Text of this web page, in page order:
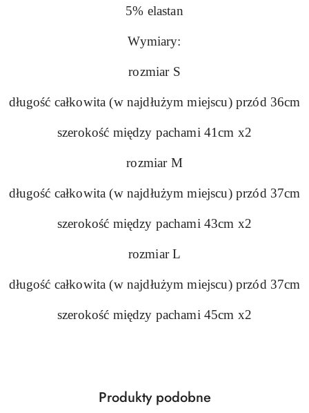
5% elastan
Wymiary:
rozmiar S
długość całkowita (w najdłużym miejscu) przód 36cm
szerokość między pachami 41cm x2
rozmiar M
długość całkowita (w najdłużym miejscu) przód 37cm
szerokość między pachami 43cm x2
rozmiar L
długość całkowita (w najdłużym miejscu) przód 37cm
szerokość między pachami 45cm x2
Pomiń karuzelę produktów
Produkty
Produkty podobne